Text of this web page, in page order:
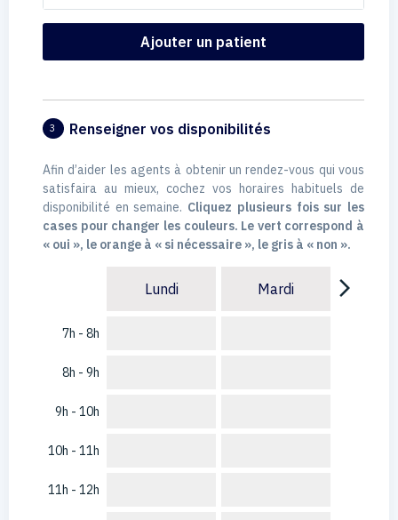
Ajouter un patient
3 Renseigner vos disponibilités
Afin d’aider les agents à obtenir un rendez-vous qui vous
satisfaira au mieux, cochez vos horaires habituels de
disponibilité en semaine. Cliquez plusieurs fois sur les
cases pour changer les couleurs. Le vert correspond à
« oui », le orange à « si nécessaire », le gris à « non ».
7h - 8h
8h - 9h
9h - 10h
10h - 11h
11h - 12h
Lundi Mardi arrow_forward_ios